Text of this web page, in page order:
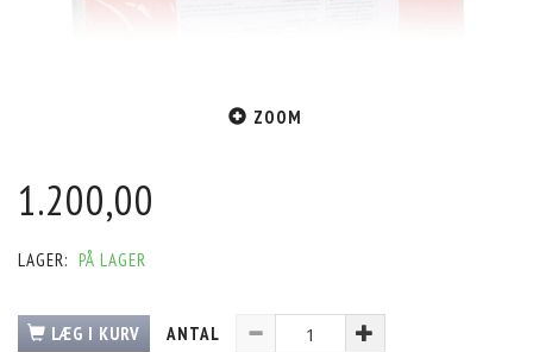
ZOOM
1.200,00
LAGER: PÅ LAGER
LÆG I KURV ANTAL